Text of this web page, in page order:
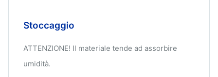
Stoccaggio
ATTENZIONE! Il materiale tende ad assorbire
umidità.